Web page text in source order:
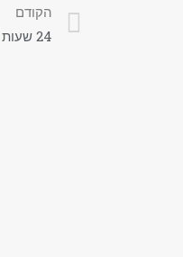
הקודם
24 שעות בעיר הקודש – נופש זוגי קצר בירושלים